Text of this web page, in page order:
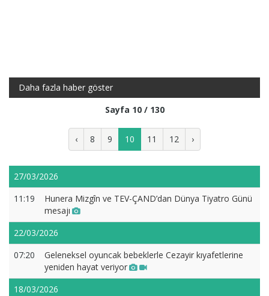
Daha fazla haber göster
Sayfa 10 / 130
‹ 8 9 10 11 12 ›
27/03/2026
11:19
Hunera Mizgîn ve TEV-ÇAND’dan Dünya Tiyatro Günü
mesajı
22/03/2026
07:20
Geleneksel oyuncak bebeklerle Cezayir kıyafetlerine
yeniden hayat veriyor
18/03/2026